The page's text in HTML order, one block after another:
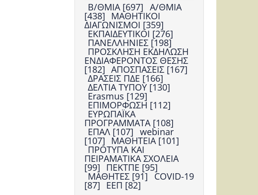
Β/ΘΜΙΑ [697] Α/ΘΜΙΑ
[438] ΜΑΘΗΤΙΚΟΙ
ΔΙΑΓΩΝΙΣΜΟΙ [359]
ΕΚΠΑΙΔΕΥΤΙΚΟΙ [276]
ΠΑΝΕΛΛΗΝΙΕΣ [198]
ΠΡΟΣΚΛΗΣΗ ΕΚΔΗΛΩΣΗ
ΕΝΔΙΑΦΕΡΟΝΤΟΣ ΘΕΣΗΣ
[182] ΑΠΟΣΠΑΣΕΙΣ [167]
ΔΡΑΣΕΙΣ ΠΔΕ [166]
ΔΕΛΤΙΑ ΤΥΠΟΥ [130]
Erasmus [129]
ΕΠΙΜΟΡΦΩΣΗ [112]
ΕΥΡΩΠΑΪΚΑ
ΠΡΟΓΡΑΜΜΑΤΑ [108]
ΕΠΑΛ [107] webinar
[107] ΜΑΘΗΤΕΙΑ [101]
ΠΡΟΤΥΠΑ ΚΑΙ
ΠΕΙΡΑΜΑΤΙΚΑ ΣΧΟΛΕΙΑ
[99] ΠΕΚΤΠΕ [95]
ΜΑΘΗΤΕΣ [91] COVID-19
[87] ΕΕΠ [82]